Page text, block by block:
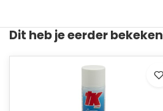
Dit heb je eerder bekeken